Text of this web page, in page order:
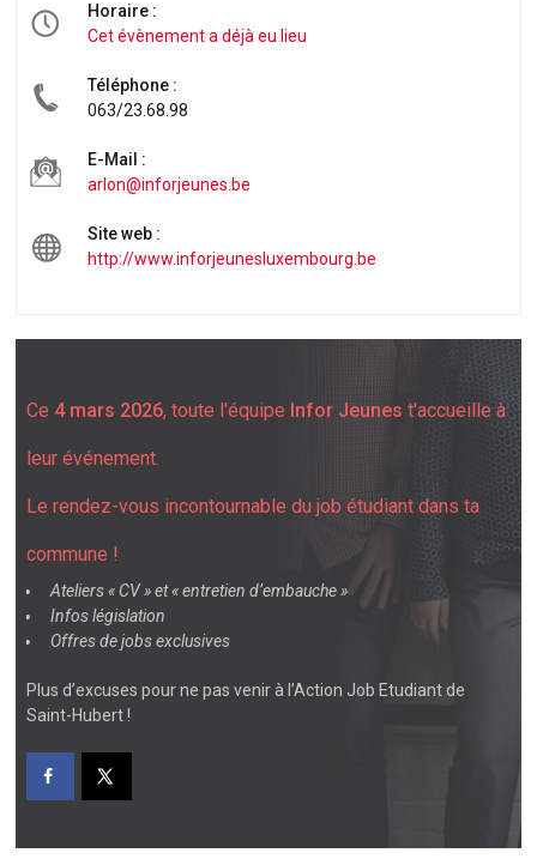
Horaire :
Cet évènement a déjà eu lieu
Téléphone :
063/23.68.98
E-Mail :
arlon@inforjeunes.be
Site web :
http://www.inforjeunesluxembourg.be
Ce 4 mars 2026, toute l'équipe Infor Jeunes t'accueille à
leur événement.
Le rendez-vous incontournable du job étudiant dans ta
commune !
Ateliers « CV » et « entretien d’embauche »
Infos législation
Offres de jobs exclusives
Plus d’excuses pour ne pas venir à l’Action Job Etudiant de
Saint-Hubert !